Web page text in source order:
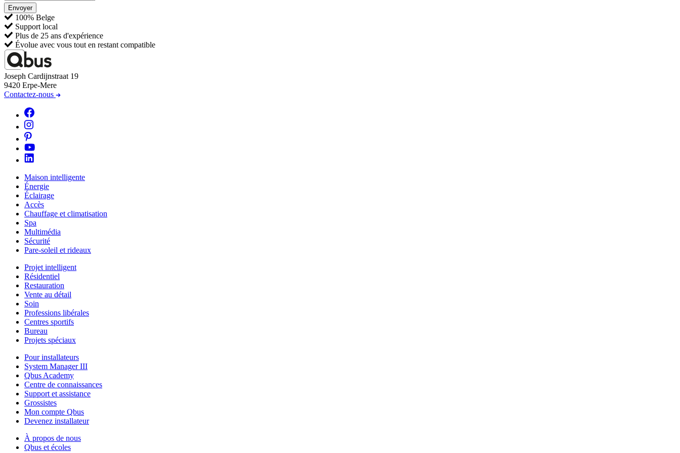
Envoyer
100% Belge
Support local
Plus de 25 ans d'expérience
Évolue avec vous tout en restant compatible
Joseph Cardijnstraat 19
9420 Erpe-Mere
Contactez-nous
Maison intelligente
Énergie
Éclairage
Accès
Chauffage et climatisation
Spa
Multimédia
Sécurité
Pare-soleil et rideaux
Projet intelligent
Résidentiel
Restauration
Vente au détail
Soin
Professions libérales
Centres sportifs
Bureau
Projets spéciaux
Pour installateurs
System Manager III
Qbus Academy
Centre de connaissances
Support et assistance
Grossistes
Mon compte Qbus
Devenez installateur
À propos de nous
Qbus et écoles